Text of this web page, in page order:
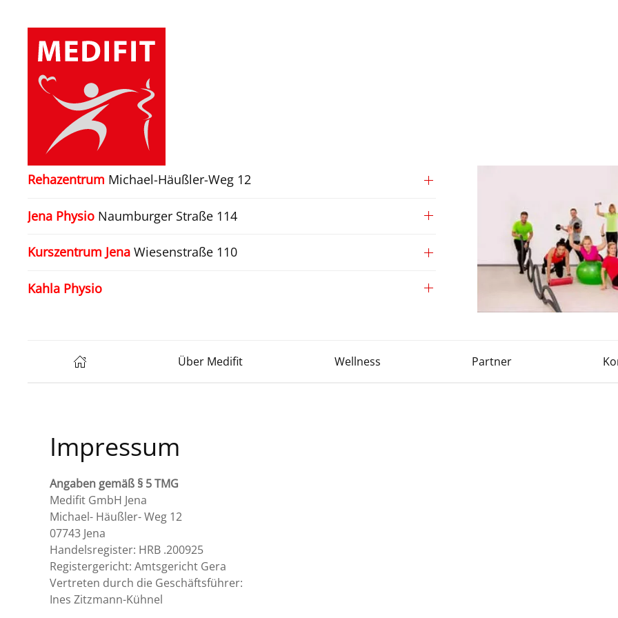
Zum Hauptinhalt springen
Rehazentrum Michael-Häußler-Weg 12
Jena Physio Naumburger Straße 114
Kurszentrum Jena Wiesenstraße 110
Kahla Physio
Über Medifit Wellness Partner
Impressum
Angaben gemäß § 5 TMG
Medifit GmbH Jena
Michael- Häußler- Weg 12
07743 Jena
Handelsregister: HRB .200925
Registergericht: Amtsgericht Gera
Vertreten durch die Geschäftsführer:
Ines Zitzmann-Kühnel